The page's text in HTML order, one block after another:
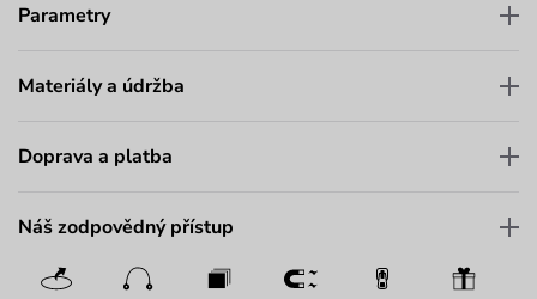
Parametry
Materiály a údržba
Doprava a platba
Náš zodpovědný přístup